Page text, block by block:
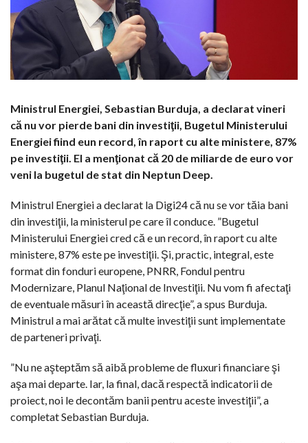
Ministrul Energiei, Sebastian Burduja, a declarat vineri
că nu vor pierde bani din investiţii, Bugetul Ministerului
Energiei fiind eun record, în raport cu alte ministere, 87%
pe investiţii. El a menţionat că 20 de miliarde de euro vor
veni la bugetul de stat din Neptun Deep.
Ministrul Energiei a declarat la Digi24 că nu se vor tăia bani
din investiţii, la ministerul pe care îl conduce. ”Bugetul
Ministerului Energiei cred că e un record, în raport cu alte
ministere, 87% este pe investiţii. Şi, practic, integral, este
format din fonduri europene, PNRR, Fondul pentru
Modernizare, Planul Naţional de Investiţii. Nu vom fi afectaţi
de eventuale măsuri în această direcţie”, a spus Burduja.
Ministrul a mai arătat că multe investiţii sunt implementate
de parteneri privaţi.
”Nu ne aşteptăm să aibă probleme de fluxuri financiare şi
aşa mai departe. Iar, la final, dacă respectă indicatorii de
proiect, noi le decontăm banii pentru aceste investiţii”, a
completat Sebastian Burduja.